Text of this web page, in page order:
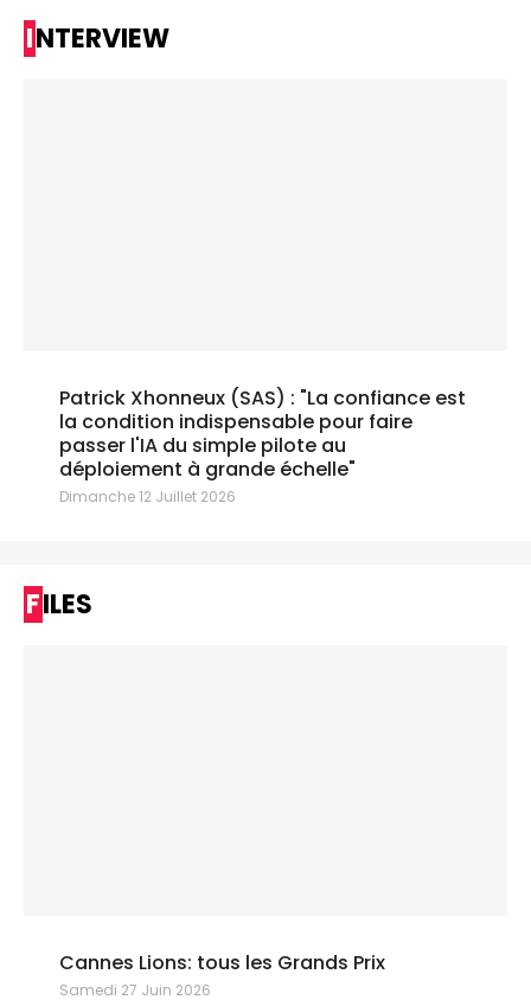
INTERVIEW
Patrick Xhonneux (SAS) : "La confiance est
la condition indispensable pour faire
passer l'IA du simple pilote au
déploiement à grande échelle"
Dimanche 12 Juillet 2026
FILES
Cannes Lions: tous les Grands Prix
Samedi 27 Juin 2026